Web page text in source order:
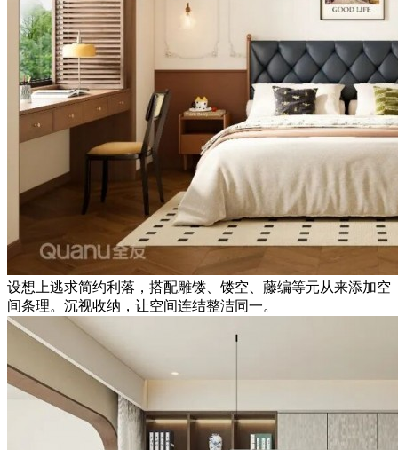
设想上逃求简约利落，搭配雕镂、镂空、藤编等元从来添加空
间条理。沉视收纳，让空间连结整洁同一。